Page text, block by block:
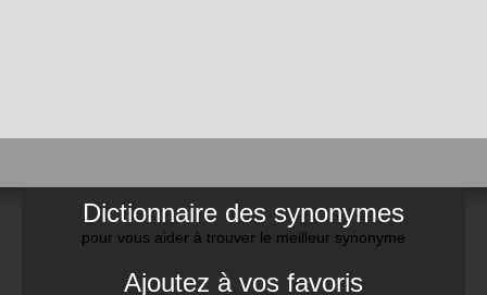
Dictionnaire des synonymes
pour vous aider à trouver le meilleur synonyme
Ajoutez à vos favoris